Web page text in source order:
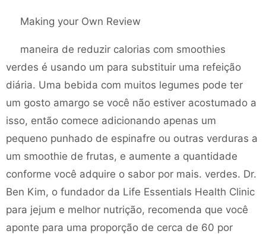
Making your Own Review
maneira de reduzir calorias com smoothies
verdes é usando um para substituir uma refeição
diária. Uma bebida com muitos legumes pode ter
um gosto amargo se você não estiver acostumado a
isso, então comece adicionando apenas um
pequeno punhado de espinafre ou outras verduras a
um smoothie de frutas, e aumente a quantidade
conforme você adquire o sabor por mais. verdes. Dr.
Ben Kim, o fundador da Life Essentials Health Clinic
para jejum e melhor nutrição, recomenda que você
aponte para uma proporção de cerca de 60 por